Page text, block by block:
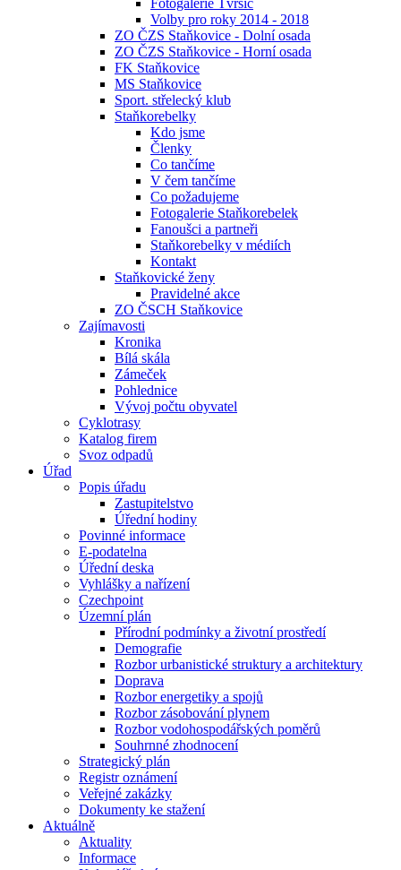
Fotogalerie Tvršic
Volby pro roky 2014 - 2018
ZO ČZS Staňkovice - Dolní osada
ZO ČZS Staňkovice - Horní osada
FK Staňkovice
MS Staňkovice
Sport. střelecký klub
Staňkorebelky
Kdo jsme
Členky
Co tančíme
V čem tančíme
Co požadujeme
Fotogalerie Staňkorebelek
Fanoušci a partneři
Staňkorebelky v médiích
Kontakt
Staňkovické ženy
Pravidelné akce
ZO ČSCH Staňkovice
Zajímavosti
Kronika
Bílá skála
Zámeček
Pohlednice
Vývoj počtu obyvatel
Cyklotrasy
Katalog firem
Svoz odpadů
Úřad
Popis úřadu
Zastupitelstvo
Úřední hodiny
Povinné informace
E-podatelna
Úřední deska
Vyhlášky a nařízení
Czechpoint
Územní plán
Přírodní podmínky a životní prostředí
Demografie
Rozbor urbanistické struktury a architektury
Doprava
Rozbor energetiky a spojů
Rozbor zásobování plynem
Rozbor vodohospodářských poměrů
Souhrnné zhodnocení
Strategický plán
Registr oznámení
Veřejné zakázky
Dokumenty ke stažení
Aktuálně
Aktuality
Informace